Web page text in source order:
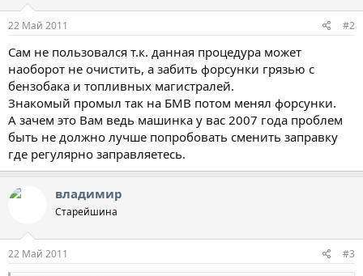
22 Май 2011 #2
Сам не пользовался т.к. данная процедура может
наоборот не очистить, а забить форсунки грязью с
бензобака и топливных магистралей.
Знакомый промыл так на БМВ потом менял форсунки.
А зачем это Вам ведь машинка у вас 2007 года проблем
быть не должно лучше попробовать сменить заправку
где регулярно заправляетесь.
владимир
Старейшина
22 Май 2011 #3